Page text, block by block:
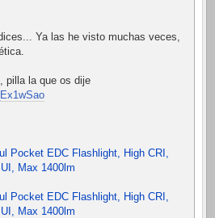
Ya las he visto muchas veces,
pilla la que os dije
Pocket EDC Flashlight, High CRI,
Max 1400lm
Pocket EDC Flashlight, High CRI,
Max 1400lm